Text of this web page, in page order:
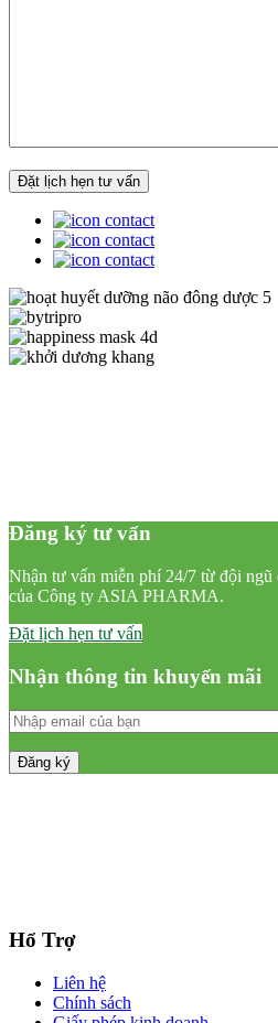
Đăng ký tư vấn
Nhận tư vấn miễn phí 24/7 từ đội ngũ
của Công ty ASIA PHARMA.
Đặt lịch hẹn tư vấn
Nhận thông tin khuyến mãi
Hổ Trợ
Liên hệ
Chính sách